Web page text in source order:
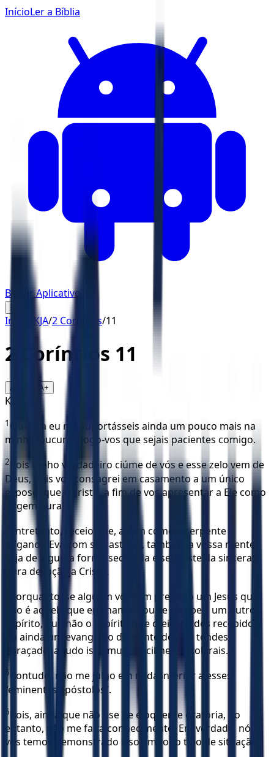
InícioLer a Bíblia
Baixar Aplicativo
☰
Início KJA/2 Coríntios/11
2 Coríntios 11
A- A+
KJA
1 Quisera eu me suportásseis ainda um pouco mais na
minha loucura! Rogo-vos que sejais pacientes comigo.
2
Pois tenho verdadeiro ciúme de vós e esse zelo vem de
Deus, pois vos consagrei em casamento a um único
esposo, que é Cristo, a fim de vos apresentar a Ele como
virgem pura.
Entretanto, receio que, assim como a serpente
enganou Eva com sua astúcia, também a vossa mente
seja de alguma forma seduzida e se afaste da sincera e
pura devoção a Cristo.
Porquanto, se alguém vos tem pregado um Jesus que
não é aquele que ensinamos, ou se recebeis um outro
espírito, que não o Espírito que creio, terdes recebido,
ou ainda um evangelho diferente do que tendes
abraçado, a tudo isso muito facilmente, tolerais.
5
Contudo, não me julgo em nada inferior a esses
“eminentes apóstolos”.
6
Pois, ainda que não use de eloqüente oratória, no
entanto, não me falta conhecimento. Em verdade, nós
vos temos demonstrado isso em todo tipo de situação.